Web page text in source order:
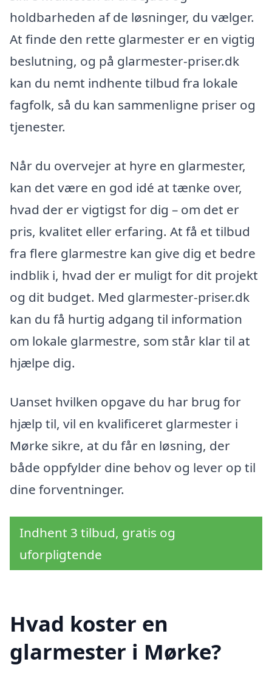
holdbarheden af de løsninger, du vælger.
At finde den rette glarmester er en vigtig
beslutning, og på glarmester-priser.dk
kan du nemt indhente tilbud fra lokale
fagfolk, så du kan sammenligne priser og
tjenester.
Når du overvejer at hyre en glarmester,
kan det være en god idé at tænke over,
hvad der er vigtigst for dig – om det er
pris, kvalitet eller erfaring. At få et tilbud
fra flere glarmestre kan give dig et bedre
indblik i, hvad der er muligt for dit projekt
og dit budget. Med glarmester-priser.dk
kan du få hurtig adgang til information
om lokale glarmestre, som står klar til at
hjælpe dig.
Uanset hvilken opgave du har brug for
hjælp til, vil en kvalificeret glarmester i
Mørke sikre, at du får en løsning, der
både oppfylder dine behov og lever op til
dine forventninger.
Indhent 3 tilbud, gratis og
uforpligtende
Hvad koster en
glarmester i Mørke?